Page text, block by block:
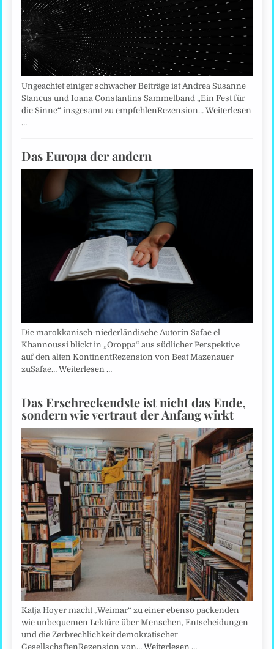
Ungeachtet einiger schwacher Beiträge ist Andrea Susanne
Stancus und Ioana Constantins Sammelband „Ein Fest für
die Sinne“ insgesamt zu empfehlenRezension…Weiterlesen
…
Das Europa der andern
Die marokkanisch-niederländische Autorin Safae el
Khannoussi blickt in „Oroppa“ aus südlicher Perspektive
auf den alten KontinentRezension von Beat Mazenauer
zuSafae…Weiterlesen …
Das Erschreckendste ist nicht das Ende,
sondern wie vertraut der Anfang wirkt
Katja Hoyer macht „Weimar“ zu einer ebenso packenden
wie unbequemen Lektüre über Menschen, Entscheidungen
und die Zerbrechlichkeit demokratischer
GesellschaftenRezension von…Weiterlesen …